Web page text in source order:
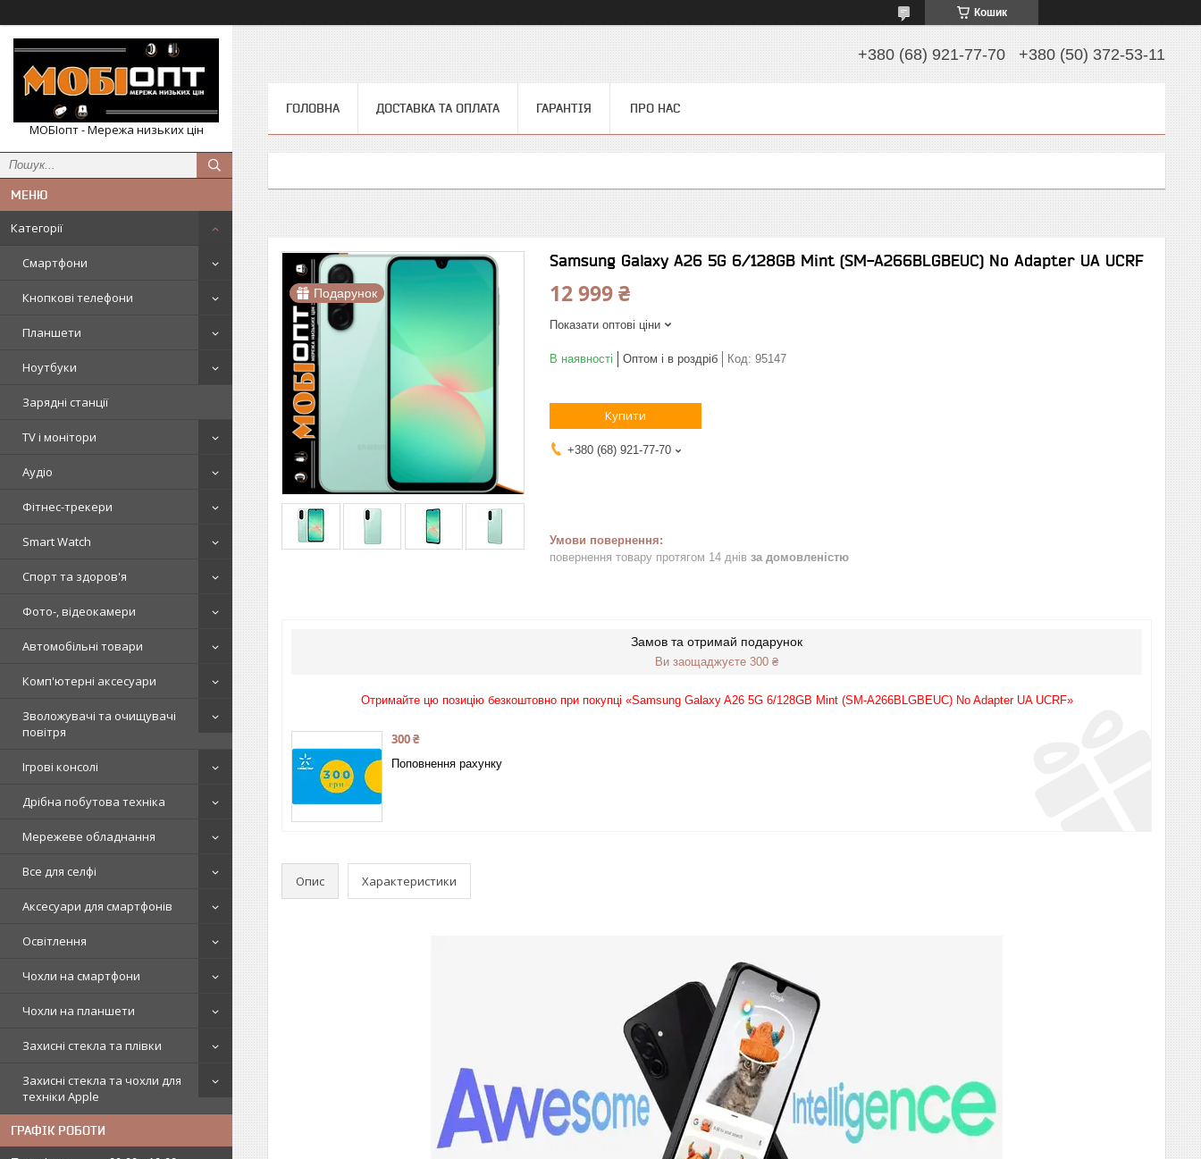
Кошик
МОБІопт - Мережа низьких цін
Категорії
Смартфони
Кнопкові телефони
Планшети
Ноутбуки
Зарядні станції
TV і монітори
Аудіо
Фітнес-трекери
Smart Watch
Спорт та здоров'я
Фото-, відеокамери
Автомобільні товари
Комп'ютерні аксесуари
Зволожувачі та очищувачі
повітря
Ігрові консолі
Дрібна побутова техніка
Мережеве обладнання
Все для селфі
Аксесуари для смартфонів
Освітлення
Чохли на смартфони
Чохли на планшети
Захисні стекла та плівки
Захисні стекла та чохли для
техніки Apple
ГРАФІК РОБОТИ
+380 (68) 921-77-70 +380 (50) 372-53-11
ГОЛОВНА ДОСТАВКА ТА ОПЛАТА ГАРАНТІЯ ПРО НАС
Подарунок
Samsung Galaxy A26 5G 6/128GB Mint (SM-A266BLGBEUC) No Adapter UA UCRF
12 999 ₴
Показати оптові ціни
В наявності Оптом і в роздріб Код: 95147
Купити
+380 (68) 921-77-70
повернення товару протягом 14 днів за домовленістю
Замов та отримай подарунок
Ви заощаджуєте 300 ₴
Отримайте цю позицію безкоштовно при покупці «Samsung Galaxy A26 5G 6/128GB Mint (SM-A266BLGBEUC) No Adapter UA UCRF»
300 ₴
Поповнення рахунку
Опис Характеристики